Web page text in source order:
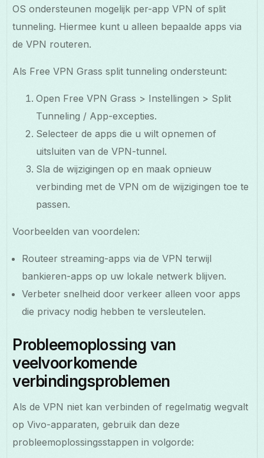
OS ondersteunen mogelijk per-app VPN of split
tunneling. Hiermee kunt u alleen bepaalde apps via
de VPN routeren.
Als Free VPN Grass split tunneling ondersteunt:
Open Free VPN Grass > Instellingen > Split
Tunneling / App-excepties.
Selecteer de apps die u wilt opnemen of
uitsluiten van de VPN-tunnel.
Sla de wijzigingen op en maak opnieuw
verbinding met de VPN om de wijzigingen toe te
passen.
Voorbeelden van voordelen:
Routeer streaming-apps via de VPN terwijl
bankieren-apps op uw lokale netwerk blijven.
Verbeter snelheid door verkeer alleen voor apps
die privacy nodig hebben te versleutelen.
Probleemoplossing van
veelvoorkomende
verbindingsproblemen
Als de VPN niet kan verbinden of regelmatig wegvalt
op Vivo-apparaten, gebruik dan deze
probleemoplossingsstappen in volgorde: